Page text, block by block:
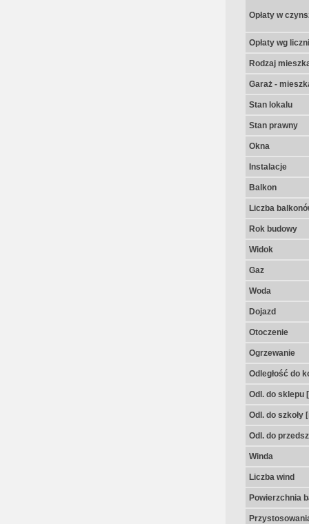
Opłaty w
Opłaty wg
Rodzaj
Garaż -
Stan lokalu
Stan prawny
Okna
Instalacje
Balkon
Liczba
Rok budowy
Widok
Gaz
Woda
Dojazd
Otoczenie
Ogrzewanie
Odległość do
Odl. do sklepu
Odl. do szkoły
Odl. do
Winda
Liczba wind
Powierzchnia